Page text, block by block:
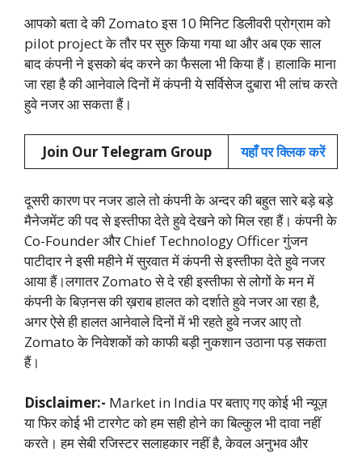
आपको बता दे की Zomato इस 10 मिनिट डिलीवरी प्रोग्राम को
pilot project के तौर पर सुरु किया गया था और अब एक साल
बाद कंपनी ने इसको बंद करने का फैसला भी किया हैं। हालाकि माना
जा रहा है की आनेवाले दिनों में कंपनी ये सर्विसेज दुबारा भी लांच करते
हुवे नजर आ सकता हैं।
Join Our Telegram Group यहाँ पर क्लिक करें
दूसरी कारण पर नजर डाले तो कंपनी के अन्दर की बहुत सारे बड़े बड़े
मैनेजमेंट की पद से इस्तीफा देते हुवे देखने को मिल रहा हैं। कंपनी के
Co-Founder और Chief Technology Officer गुंजन
पाटीदार ने इसी महीने में सुरवात में कंपनी से इस्तीफा देते हुवे नजर
आया हैं।लगातर Zomato से दे रही इस्तीफा से लोगों के मन में
कंपनी के बिज़नस की ख़राब हालत को दर्शाते हुवे नजर आ रहा है,
अगर ऐसे ही हालत आनेवाले दिनों में भी रहते हुवे नजर आए तो
Zomato के निवेशकों को काफी बड़ी नुकशान उठाना पड़ सकता
हैं।
Disclaimer:- Market in India पर बताए गए कोई भी न्यूज़
या फिर कोई भी टारगेट को हम सही होने का बिल्कुल भी दावा नहीं
करते। हम सेबी रजिस्टर सलाहकार नहीं है, केवल अनुभव और